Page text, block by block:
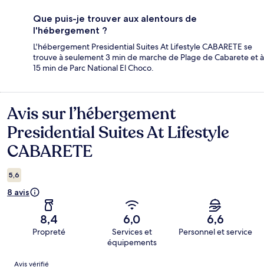
Que puis-je trouver aux alentours de
l'hébergement ?
L'hébergement Presidential Suites At Lifestyle CABARETE se
trouve à seulement 3 min de marche de Plage de Cabarete et à
15 min de Parc National El Choco.
Avis
Avis sur l’hébergement
Presidential Suites At Lifestyle
CABARETE
5,6
8 avis
8,4
Propreté
6,0
Services et
équipements
6,6
Personnel et service
Avis
Avis vérifié